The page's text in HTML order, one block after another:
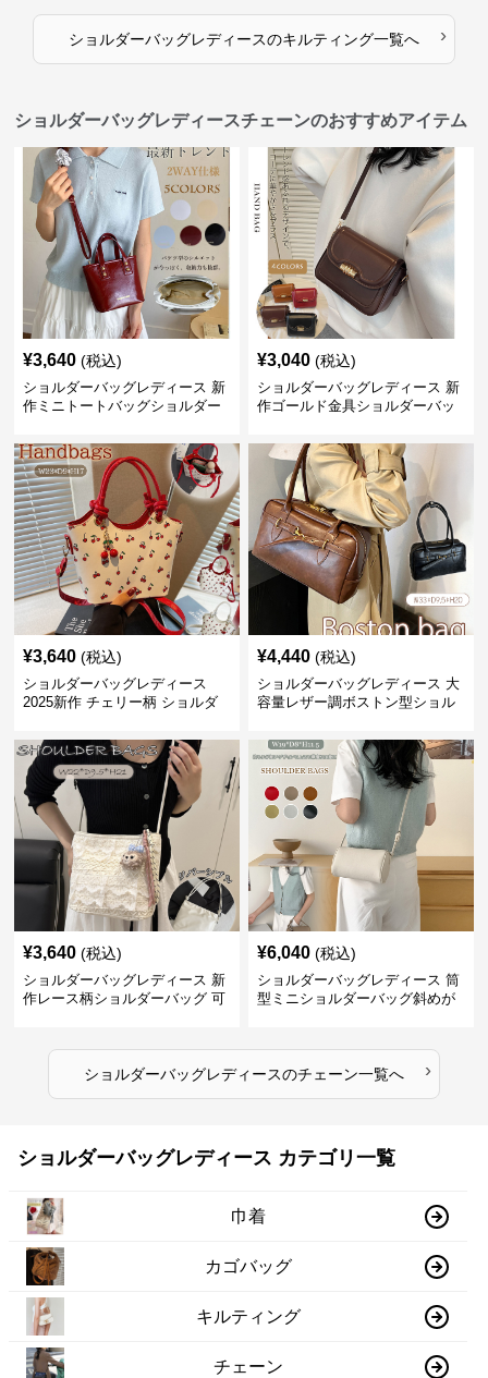
ショルダーバッグレディースのキルティング一覧へ ›
ショルダーバッグレディースチェーンのおすすめアイテム
¥3,640 (税込)
ショルダーバッグレディース 新
作ミニトートバッグショルダー
¥3,040 (税込)
ショルダーバッグレディース 新
作ゴールド金具ショルダーバッ
¥3,640 (税込)
ショルダーバッグレディース
2025新作 チェリー柄 ショルダ
3way
¥4,440 (税込)
ショルダーバッグレディース 大
容量レザー調ボストン型ショル
¥3,640 (税込)
ショルダーバッグレディース 新
作レース柄ショルダーバッグ 可
¥6,040 (税込)
ショルダーバッグレディース 筒
型ミニショルダーバッグ斜めが
ショルダーバッグレディースのチェーン一覧へ ›
ショルダーバッグレディース カテゴリ一覧
巾着
カゴバッグ
キルティング
チェーン